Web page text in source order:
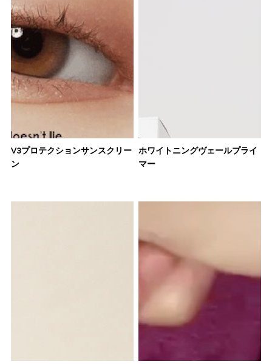
V3プロテクションサンスクリー
ン
ホワイトニングヴェールプライ
マー